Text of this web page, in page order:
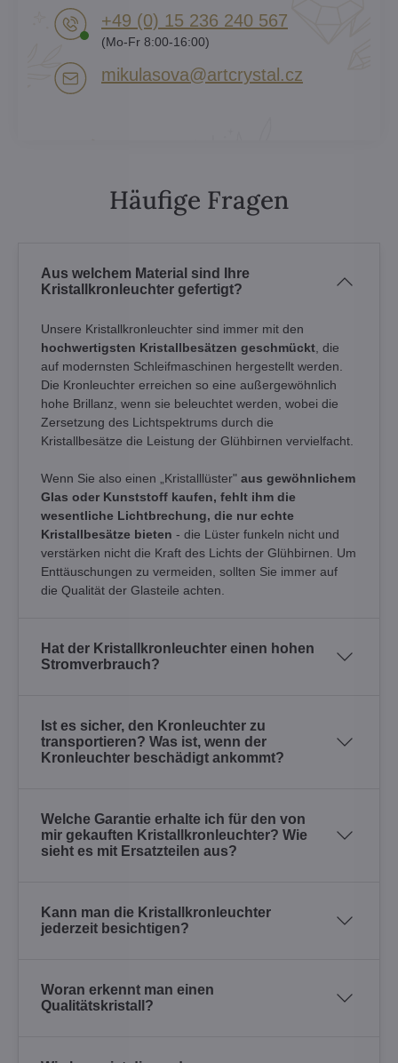
+49 (0) 15 236 240 567
(Mo-Fr 8:00-16:00)
mikulasova​@artcrystal​.cz
Häufige Fragen
Aus welchem Material sind Ihre
Kristallkronleuchter gefertigt?
Unsere Kristallkronleuchter sind immer mit den
hochwertigsten Kristallbesätzen geschmückt , die
auf modernsten Schleifmaschinen hergestellt werden.
Die Kronleuchter erreichen so eine außergewöhnlich
hohe Brillanz, wenn sie beleuchtet werden, wobei die
Zersetzung des Lichtspektrums durch die
Kristallbesätze die Leistung der Glühbirnen vervielfacht.
Wenn Sie also einen „Kristalllüster" aus gewöhnlichem
Glas oder Kunststoff kaufen, fehlt ihm die
wesentliche Lichtbrechung, die nur echte
Kristallbesätze bieten - die Lüster funkeln nicht und
verstärken nicht die Kraft des Lichts der Glühbirnen. Um
Enttäuschungen zu vermeiden, sollten Sie immer auf
die Qualität der Glasteile achten.
Hat der Kristallkronleuchter einen hohen
Stromverbrauch?
Ist es sicher, den Kronleuchter zu
transportieren? Was ist, wenn der
Kronleuchter beschädigt ankommt?
Welche Garantie erhalte ich für den von
mir gekauften Kristallkronleuchter? Wie
sieht es mit Ersatzteilen aus?
Kann man die Kristallkronleuchter
jederzeit besichtigen?
Woran erkennt man einen
Qualitätskristall?